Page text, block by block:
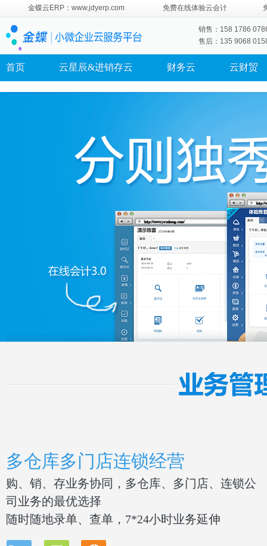
金蝶云ERP：www.jdyerp.com 免费在线体验云会计
销售：158 1786
售后：135 9068
首页 云星辰&进销存云 财务云 云财贸
多仓库多门店连锁经营
购、销、存业务协同，多仓库、多门店、连锁公
司业务的最优选择
随时随地录单、查单，7*24小时业务延伸